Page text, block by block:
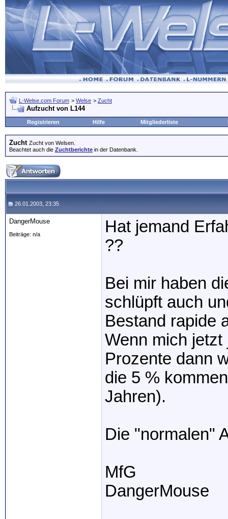
L-Welse.com Forum > Welse > Zucht
Aufzucht von L144
Registrieren Hilfe Mitgliederliste
Zucht Zucht von Welsen.
Beachtet auch die Zuchtberichte in der Datenbank.
26.01.2003, 23:35
DangerMouse
Beiträge: n/a
Hat jemand
??
Bei mir haben
schlüpft auch
Bestand rapide
Wenn mich
Prozente dann
die 5 %
Jahren).
Die "normalen"
MfG
DangerMouse